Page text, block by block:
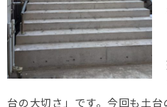
台の大切さ」です。今回も土